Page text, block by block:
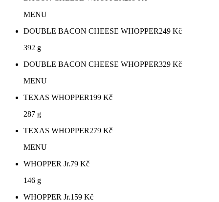
MENU
DOUBLE BACON CHEESE WHOPPER249 Kč
392 g
DOUBLE BACON CHEESE WHOPPER329 Kč
MENU
TEXAS WHOPPER199 Kč
287 g
TEXAS WHOPPER279 Kč
MENU
WHOPPER Jr.79 Kč
146 g
WHOPPER Jr.159 Kč